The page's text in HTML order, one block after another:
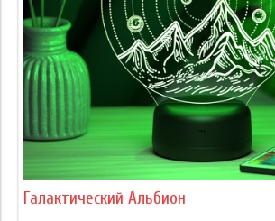
Галактический Альбион